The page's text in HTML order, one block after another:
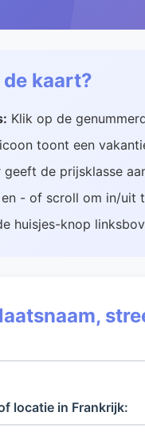
kaart?
Klik op de
toont een
geeft de prijsklasse
- of scroll om in/uit
huisjes-knop
locatie in Frankrijk: